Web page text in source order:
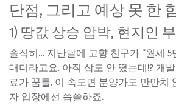
단점, 그리고 예상 못 한
1) 땅값 상승 압박, 현지인
솔직히… 지난달에 고향 친구가 “월세 5
대더라고요. 아직 삽도 안 떴는데!? 개
료가 꿈틀. 이 속도면 분양가도 만만치
자 입장에선 씁쓸하죠.